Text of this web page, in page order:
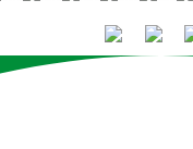
PORTUGUÊS (BRASIL)